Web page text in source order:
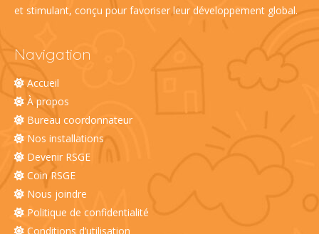
et stimulant, conçu pour favoriser leur développement global.
Navigation
Accueil
À propos
Bureau coordonnateur
Nos installations
Devenir RSGE
Coin RSGE
Nous joindre
Politique de confidentialité
Conditions d’utilisation